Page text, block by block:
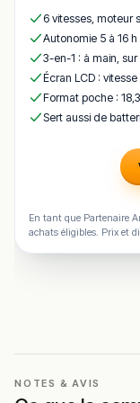
6 vitesses, moteur
Autonomie 5 à 16
3-en-1 : à main,
Écran LCD :
Format poche :
Sert aussi de
En tant que Partenaire
achats éligibles. Prix et
NOTES & AVIS